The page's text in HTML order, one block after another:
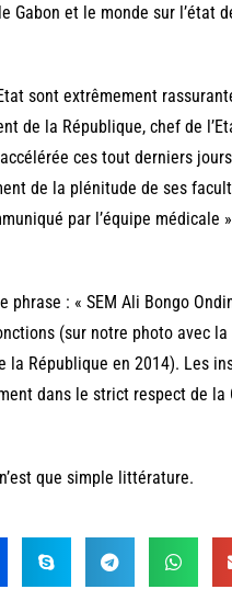
Gabon et le monde sur l’état
sont extrêmement
de la République, chef de
ces tout derniers
de la plénitude de ses
par l’équipe médicale
: « SEM Ali Bongo
(sur notre photo avec
la République en 2014). Les
dans le strict respect de
que simple littérature.